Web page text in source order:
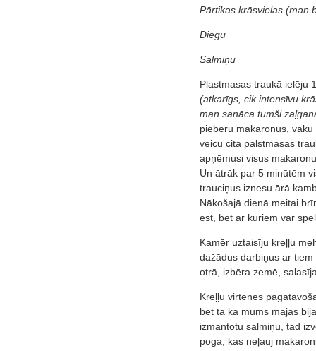
Pārtikas krāsvielas (man
Diegu
Salmiņu
Plastmasas traukā ielēju
(atkarīgs, cik intensīvu
man sanāca tumši
piebēru makaronus,
veicu citā palstmasas
apņēmusi visus
Un ātrāk par 5 minūtēm
trauciņus iznesu ārā
Nākošajā dienā meitai
ēst, bet ar kuriem var
Kamēr uztaisīju kreļļu
dažādus darbiņus ar
otrā, izbēra zemē,
Kreļļu virtenes
bet tā kā mums mājās
izmantotu salmiņu, tad
poga, kas neļauj